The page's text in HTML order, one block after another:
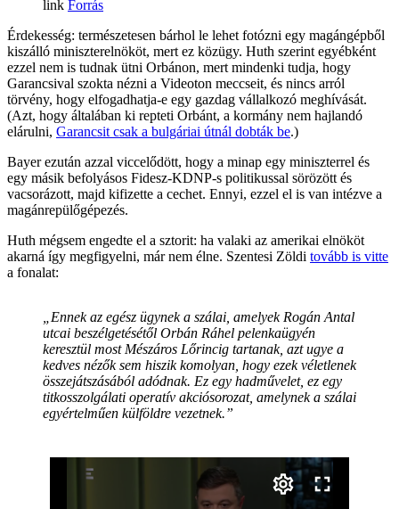
Forrás
Érdekesség: természetesen bárhol le lehet fotózni egy magángépből
kiszálló miniszterelnököt, mert ez közügy. Huth szerint egyébként
ezzel nem is tudnak ütni Orbánon, mert mindenki tudja, hogy
Garancsival szokta nézni a Videoton meccseit, és nincs arról
törvény, hogy elfogadhatja-e egy gazdag vállalkozó meghívását.
(Azt, hogy általában ki repteti Orbánt, a kormány nem hajlandó
elárulni, Garancsit csak a bulgáriai útnál dobták be.)
Bayer ezután azzal viccelődött, hogy a minap egy miniszterrel és
egy másik befolyásos Fidesz-KDNP-s politikussal sörözött és
vacsorázott, majd kifizette a cechet. Ennyi, ezzel el is van intézve a
magánrepülőgépezés.
Huth mégsem engedte el a sztorit: ha valaki az amerikai elnököt
akarná így megfigyelni, már nem élne. Szentesi Zöldi tovább is vitte
a fonalat:
„Ennek az egész ügynek a szálai, amelyek Rogán Antal
utcai beszélgetésétől Orbán Ráhel pelenkaügyén
keresztül most Mészáros Lőrincig tartanak, azt ugye a
kedves nézők sem hiszik komolyan, hogy ezek véletlenek
összejátszásából adódnak. Ez egy hadművelet, ez egy
titkosszolgálati operatív akciósorozat, amelynek a szálai
egyértelműen külföldre vezetnek.”